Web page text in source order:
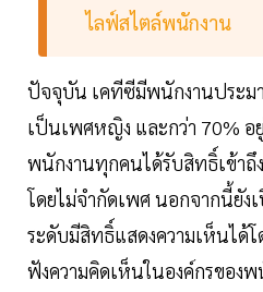
ไลฟ์สไตล์พนักงาน
ปัจจุบัน เคทีซีมีพนักงานประม
เป็นเพศหญิง และกว่า 70% อ
พนักงานทุกคนได้รับสิทธิ์เข้าถึ
โดยไม่จำกัดเพศ นอกจากนี้ยั
ระดับมีสิทธิ์แสดงความเห็นได้
ฟังความคิดเห็นในองค์กรของ